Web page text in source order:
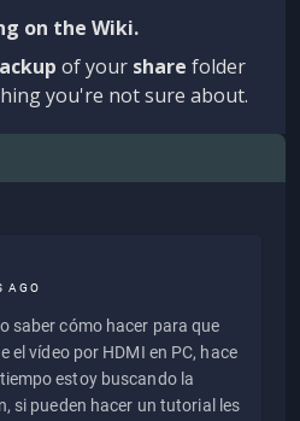
on the Wiki.
of your share folder
you're not sure about.
AGO
saber cómo hacer para que
el vídeo por HDMI en PC, hace
estoy buscando la
si pueden hacer un tutorial les